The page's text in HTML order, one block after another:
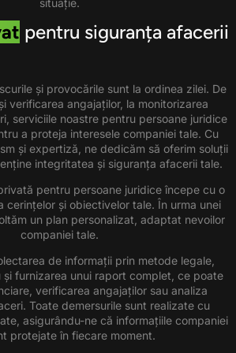
pentru siguranța afacerii
și provocările sunt la ordinea zilei. De
verificarea angajaților, la monitorizarea
serviciile noastre pentru persoane juridice
a proteja interesele companiei tale. Cu
și expertiză, ne dedicăm să oferim soluții
integritatea și siguranța afacerii tale.
pentru persoane juridice începe cu o
cerințelor și obiectivelor tale. În urma unei
un plan personalizat, adaptat nevoilor
companiei tale.
de informații prin metode legale,
furnizarea unui raport complet, ce poate
verificarea angajaților sau analiza
Toate demersurile sunt realizate cu
asigurându-ne că informațiile companiei
protejate în fiecare moment.